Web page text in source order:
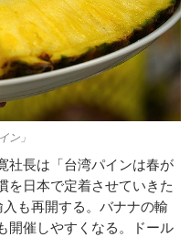
ン」
社長は「台湾パインは春が
を日本で定着させていきた
も再開する。バナナの輸
開催しやすくなる。ドール